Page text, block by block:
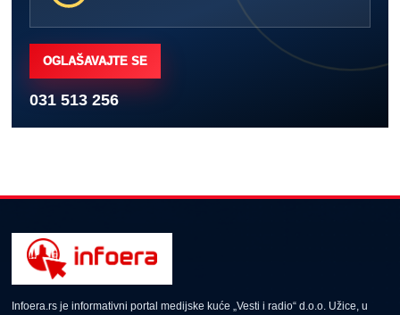
OGLAŠAVAJTE SE
031 513 256
Infoera.rs je informativni portal medijske kuće „Vesti i radio“ d.o.o. Užice, u